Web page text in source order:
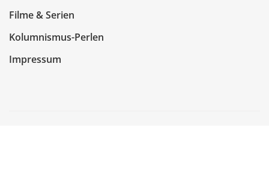
Filme & Serien
Kolumnismus-Perlen
Impressum